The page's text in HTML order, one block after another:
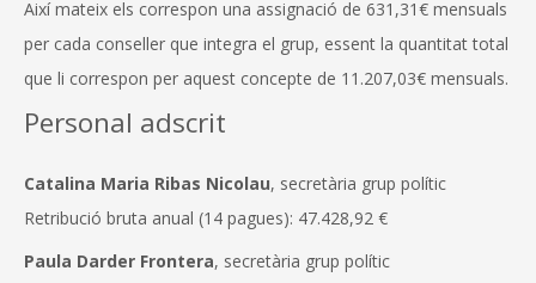
Així mateix els correspon una assignació de 631,31€ mensuals
per cada conseller que integra el grup, essent la quantitat total
que li correspon per aquest concepte de 11.207,03€ mensuals.
Personal adscrit
Catalina Maria Ribas Nicolau, secretària grup polític
Retribució bruta anual (14 pagues): 47.428,92 €
Paula Darder Frontera, secretària grup polític